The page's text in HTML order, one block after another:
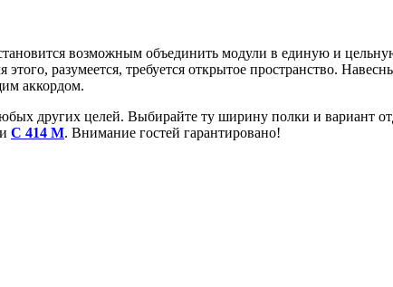
возможным объединить модули в единую и
разумеется, требуется открытое пространство.
аккордом.
других целей. Выбирайте ту ширину полки и вариант
и С 414 М. Внимание гостей гарантировано!